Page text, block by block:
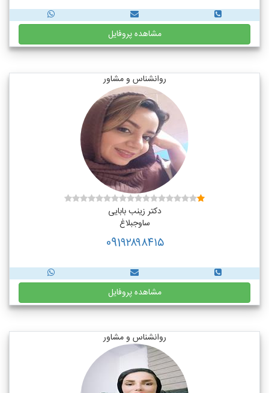
مشاهده پروفایل
روانشناس و مشاور
دکتر زینب بابایی
ساوجبلاغ
091۹۲۸۹۸۴۱۵
مشاهده پروفایل
روانشناس و مشاور